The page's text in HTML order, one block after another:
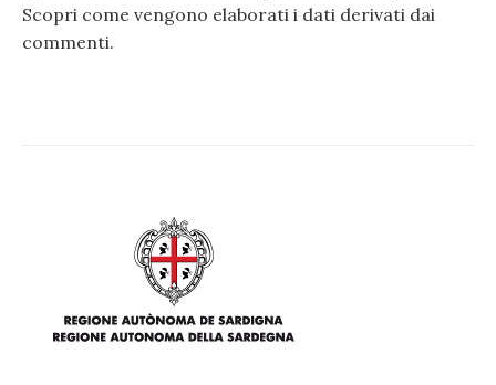
Scopri come vengono elaborati i dati derivati dai
commenti.